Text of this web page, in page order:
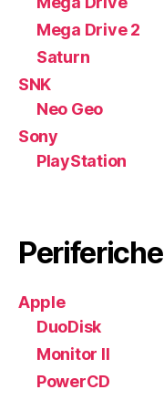
Mega Drive 2
Saturn
SNK
Neo Geo
Sony
PlayStation
Periferiche
Apple
DuoDisk
Monitor II
PowerCD